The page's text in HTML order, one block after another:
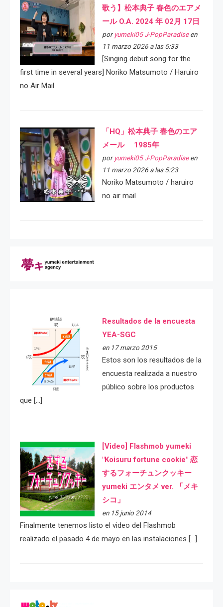
歌う】松本典子 春色のエアメ
ール O.A. 2024 年 02月 17日
por yumeki05 J-PopParadiseen
11 marzo 2026 a las 5:33
[Singing debut song for the
first time in several years] Noriko Matsumoto / Haruiro
no Air Mail
「HQ」松本典子 春色のエア
メール 1985年
por yumeki05 J-PopParadiseen
11 marzo 2026 a las 5:23
Noriko Matsumoto / haruiro
no air mail
Resultados de la encuesta
YEA-SGC
en 17 marzo 2015
Estos son los resultados de la
encuesta realizada a nuestro
público sobre los productos
que […]
[Video] Flashmob yumeki
"Koisuru fortune cookie" 恋
するフォーチュンクッキー
yumeki エンタメ ver. 「メキ
シコ」
en 15 junio 2014
Finalmente tenemos listo el video del Flashmob
realizado el pasado 4 de mayo en las instalaciones […]